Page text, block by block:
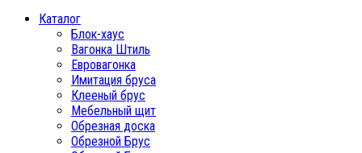
Каталог
Блок-хаус
Вагонка Штиль
Евровагонка
Имитация бруса
Клееный брус
Мебельный щит
Обрезная доска
Обрезной Брус